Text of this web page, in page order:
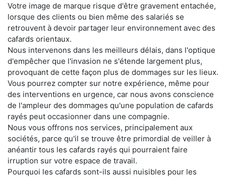
Votre image de marque risque d'être gravement entachée,
lorsque des clients ou bien même des salariés se
retrouvent à devoir partager leur environnement avec des
cafards orientaux.
Nous intervenons dans les meilleurs délais, dans l'optique
d'empêcher que l'invasion ne s'étende largement plus,
provoquant de cette façon plus de dommages sur les lieux.
Vous pourrez compter sur notre expérience, même pour
des interventions en urgence, car nous avons conscience
de l'ampleur des dommages qu'une population de cafards
rayés peut occasionner dans une compagnie.
Nous vous offrons nos services, principalement aux
sociétés, parce qu'il se trouve être primordial de veiller à
anéantir tous les cafards rayés qui pourraient faire
irruption sur votre espace de travail.
Pourquoi les cafards sont-ils aussi nuisibles pour les